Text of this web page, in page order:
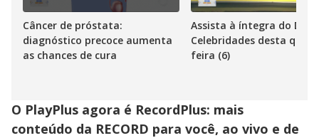
Câncer de próstata:
diagnóstico precoce aumenta
as chances de cura
Assista à íntegra do
Celebridades desta
feira (6)
O PlayPlus agora é RecordPlus: mais
conteúdo da RECORD para você, ao vivo e de